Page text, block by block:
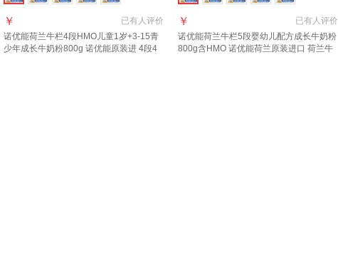
已有人评价
￥
诺优能荷兰牛栏4段HMO儿童1岁+3-15青
少年成长牛奶粉800g 诺优能原装进 4段4
已有人评价
￥
诺优能荷兰牛栏5段婴幼儿配方成长牛奶粉
800g含HMO 诺优能荷兰原装进口 荷兰牛